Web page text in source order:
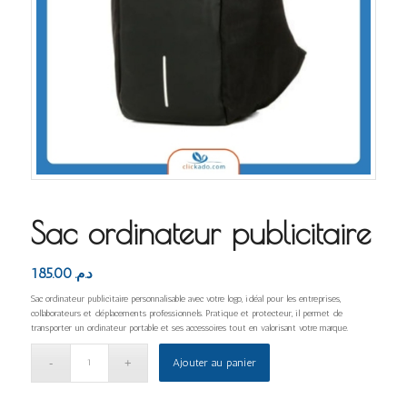
Sac ordinateur publicitaire
د.م. 185.00
Sac ordinateur publicitaire personnalisable avec votre logo, idéal pour les entreprises,
collaborateurs et déplacements professionnels. Pratique et protecteur, il permet de
transporter un ordinateur portable et ses accessoires tout en valorisant votre marque.
Ajouter au panier